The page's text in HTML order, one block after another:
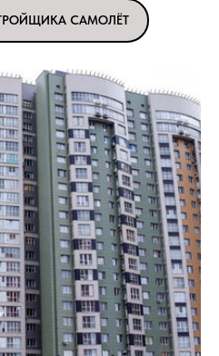
САМОЛЁТ